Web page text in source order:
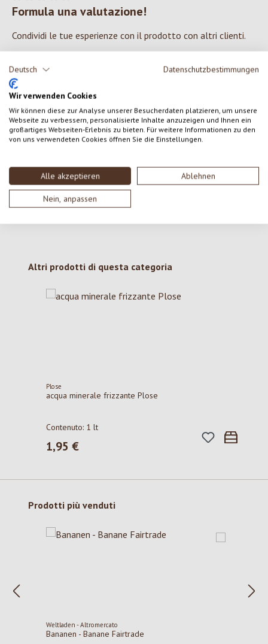
Deutsch Datenschutzbestimmungen
Wir verwenden Cookies
Wir können diese zur Analyse unserer Besucherdaten platzieren, um unsere
Webseite zu verbessern, personalisierte Inhalte anzuzeigen und Ihnen ein
großartiges Webseiten-Erlebnis zu bieten. Für weitere Informationen zu den
von uns verwendeten Cookies öffnen Sie die Einstellungen.
Alle akzeptieren Ablehnen
Nein, anpassen
Valutazione media di 0 su 5 stelle
Formula una valutazione!
Condividi le tue esperienze con il prodotto con altri clienti.
SCRIVERE UNA RECENSIONE
Visualizza le valutazioni solo nella lingua corrente.
con gli altri.
Salta la galleria dei prodotti
Altri prodotti di questa categoria
Plose
acqua minerale frizzante Plose
Contenuto: 1 lt
Prezzo normale:
1,95 €
Salta la galleria dei prodotti
Prodotti più venduti
Weltladen - Altromercato
Bananen - Banane Fairtrade